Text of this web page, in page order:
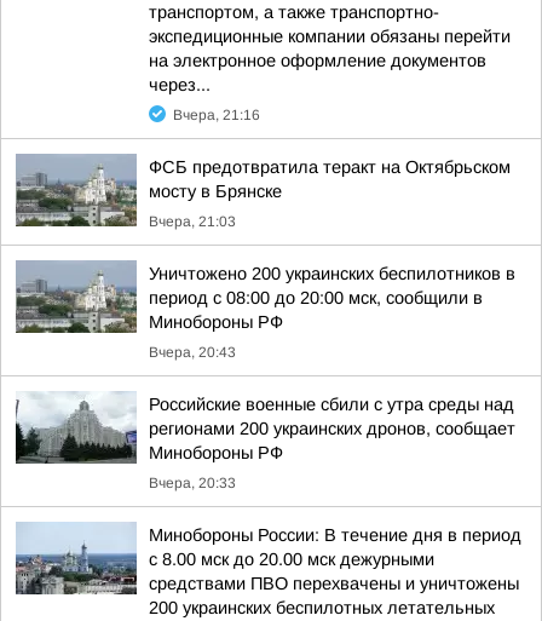
транспортом, а также транспортно-
экспедиционные компании обязаны перейти
на электронное оформление документов
через...
Вчера, 21:16
ФСБ предотвратила теракт на Октябрьском
мосту в Брянске
Вчера, 21:03
Уничтожено 200 украинских беспилотников в
период с 08:00 до 20:00 мск, сообщили в
Минобороны РФ
Вчера, 20:43
Российские военные сбили с утра среды над
регионами 200 украинских дронов, сообщает
Минобороны РФ
Вчера, 20:33
Минобороны России: В течение дня в период
с 8.00 мск до 20.00 мск дежурными
средствами ПВО перехвачены и уничтожены
200 украинских беспилотных летательных